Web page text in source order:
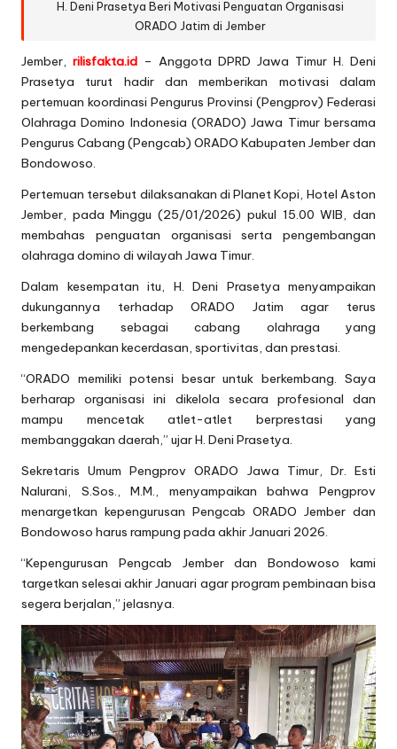
H. Deni Prasetya Beri Motivasi Penguatan Organisasi
ORADO Jatim di Jember
Jember, rilisfakta.id – Anggota DPRD Jawa Timur H. Deni
Prasetya turut hadir dan memberikan motivasi dalam
pertemuan koordinasi Pengurus Provinsi (Pengprov) Federasi
Olahraga Domino Indonesia (ORADO) Jawa Timur bersama
Pengurus Cabang (Pengcab) ORADO Kabupaten Jember dan
Bondowoso.
Pertemuan tersebut dilaksanakan di Planet Kopi, Hotel Aston
Jember, pada Minggu (25/01/2026) pukul 15.00 WIB, dan
membahas penguatan organisasi serta pengembangan
olahraga domino di wilayah Jawa Timur.
Dalam kesempatan itu, H. Deni Prasetya menyampaikan
dukungannya terhadap ORADO Jatim agar terus
berkembang sebagai cabang olahraga yang
mengedepankan kecerdasan, sportivitas, dan prestasi.
“ORADO memiliki potensi besar untuk berkembang. Saya
berharap organisasi ini dikelola secara profesional dan
mampu mencetak atlet-atlet berprestasi yang
membanggakan daerah,” ujar H. Deni Prasetya.
Sekretaris Umum Pengprov ORADO Jawa Timur, Dr. Esti
Nalurani, S.Sos., M.M., menyampaikan bahwa Pengprov
menargetkan kepengurusan Pengcab ORADO Jember dan
Bondowoso harus rampung pada akhir Januari 2026.
“Kepengurusan Pengcab Jember dan Bondowoso kami
targetkan selesai akhir Januari agar program pembinaan bisa
segera berjalan,” jelasnya.